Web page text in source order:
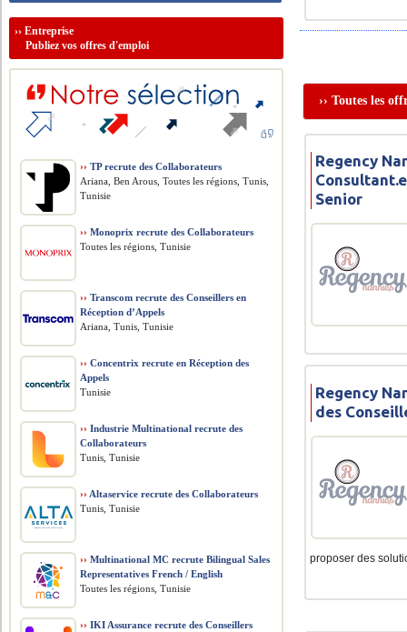
›› Toutes les
Regency
Senior
Regency
des
proposer des
››Entreprise
Publiez vos offres d'emploi
›› TP recrute des Collaborateurs
Ariana, Ben Arous, Toutes les régions, Tunis,
Tunisie
›› Monoprix recrute des Collaborateurs
Toutes les régions, Tunisie
›› Transcom recrute des Conseillers en
Réception d’Appels
Ariana, Tunis, Tunisie
›› Concentrix recrute en Réception des
Appels
Tunisie
›› Industrie Multinational recrute des
Collaborateurs
Tunis, Tunisie
›› Altaservice recrute des Collaborateurs
Tunis, Tunisie
›› Multinational MC recrute Bilingual Sales
Representatives French / English
Toutes les régions, Tunisie
›› IKI Assurance recrute des Conseillers